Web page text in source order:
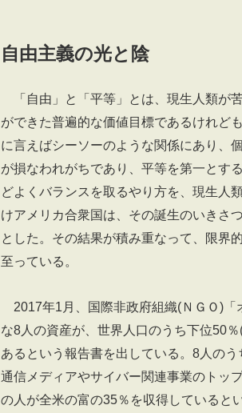
自由主義の光と陰
「自由」と「平等」とは、現生人類が
ができた普遍的な価値目標であるけれど
に言えばシーソーのような関係にあり、
が損なわれがちであり、平等を第一とす
どよくバランスを取るやり方を、現生人
けアメリカ合衆国は、その誕生のいきさ
とした。その結果が積み重なって、限界
至っている。
2017年1月、国際非政府組織(ＮＧＯ)「
な8人の資産が、世界人口のうち下位50
あるという報告書を出している。8人の
通信メディアやサイバー関連事業のトッ
の人が全米の富の35％を収得していると